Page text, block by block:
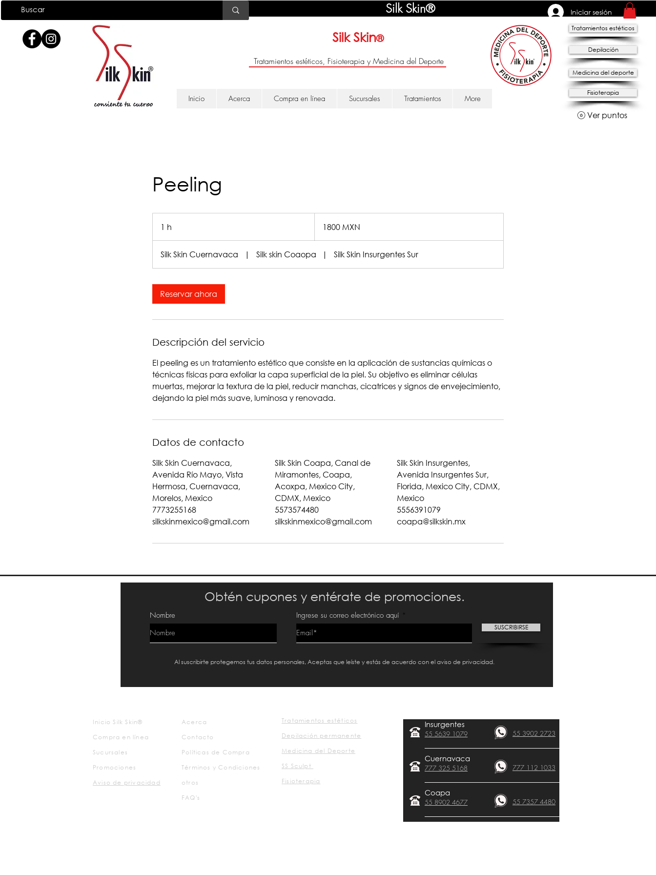
Silk Skin® Iniciar sesión
Silk Skin®
Tratamientos estéticos, Fisioterapia y Medicina del Deporte
Inicio Acerca Compra en línea Sucursales Tratamientos More
Tratamientos estéticos
Depilación
Medicina del deporte
Fisioterapia
Ver puntos
Peeling
1 h
mexicanos
1800 MXN
Silk Skin Cuernavaca | Silk skin Coaopa | Silk Skin Insurgentes Sur
Reservar ahora
Descripción del servicio
El peeling es un tratamiento estético que consiste en la aplicación de sustancias químicas o
técnicas físicas para exfoliar la capa superficial de la piel. Su objetivo es eliminar células
muertas, mejorar la textura de la piel, reducir manchas, cicatrices y signos de envejecimiento,
dejando la piel más suave, luminosa y renovada.
Datos de contacto
Silk Skin Cuernavaca,
Avenida Río Mayo, Vista
Hermosa, Cuernavaca,
Morelos, Mexico
7773255168
silkskinmexico@gmail.com
Silk Skin Coapa, Canal de
Miramontes, Coapa,
Acoxpa, Mexico City,
CDMX, Mexico
5573574480
silkskinmexico@gmail.com
Silk Skin Insurgentes,
Avenida Insurgentes Sur,
Florida, Mexico City, CDMX,
Mexico
5556391079
coapa@silkskin.mx
Obtén cupones y entérate de promociones.
Nombre Ingrese su correo electrónico aquí
SUSCRIBIRSE
Al suscribirte protegemos tus datos personales, Aceptas que leíste y estás de acuerdo con el aviso de privacidad.
Inicio Silk Skin®
Compra en línea
Sucursales
Promociones
Aviso de privacidad
Acerca
Contacto
Políticas de Compra
Términos y Condiciones
otros
FAQ's
Tratamientos estéticos
Depilación permanente
Medicina del Deporte
SS Sculpt
Fisioterapia
CLÍNICAS​
Insurgentes
55 5639 1079 55 3902 2723
Cuernavaca
777 325 5168 777 112 1033
Coapa
55 8902 4677 55 7357 4480